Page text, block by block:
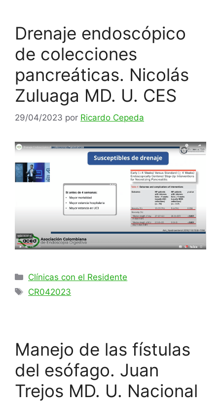
Drenaje endoscópico
de colecciones
pancreáticas. Nicolás
Zuluaga MD. U. CES
29/04/2023 por Ricardo Cepeda
Clínicas con el Residente
CR042023
Manejo de las fístulas
del esófago. Juan
Trejos MD. U. Nacional